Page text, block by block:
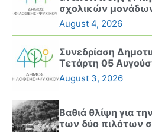
σχολικών
August 4, 2026
Συνεδρίαση
Τετάρτη 05
August 3, 2026
Βαθιά θλίψη για
των δύο πιλότων